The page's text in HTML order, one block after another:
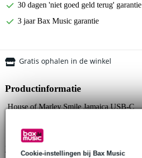
Cookie-instellingen bij Bax Music
30 dagen 'niet goed geld terug' garantie
3 jaar Bax Music garantie
Gratis ophalen in de winkel
Productinformatie
House of Marley Smile Jamaica USB-C
USB-C aansluiting
Bekijk alle productspecificaties